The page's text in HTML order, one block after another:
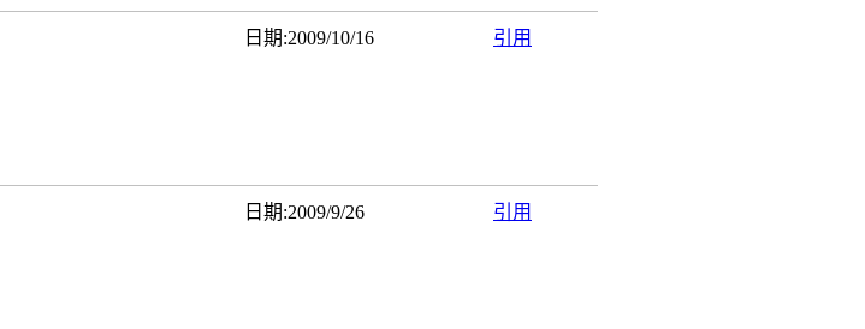
日期:2009/10/16 引用
日期:2009/9/26 引用